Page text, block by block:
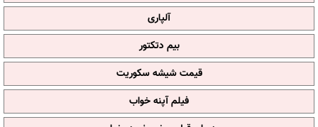
آلپاری
بیم دتکتور
قیمت شیشه سکوریت
فیلم آپنه خواب